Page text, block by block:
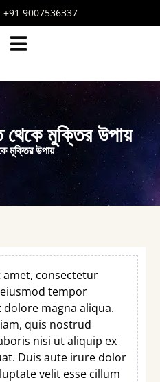
+91 9007536337
থেকে মুক্তির উপায়
মুক্তির উপায়
consectetur
tempor
magna aliqua.
quis nostrud
nisi ut aliquip ex
Duis aute irure dolor
velit esse cillum